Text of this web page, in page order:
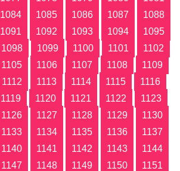
1084 1085 1086 1087
1088
1091 1092 1093 1094
1095
1098 1099 1100 1101
1102
1105 1106 1107 1108
1109
1112 1113 1114 1115
1116
1119 1120 1121 1122
1123
1126 1127 1128 1129
1130
1133 1134 1135 1136
1137
1140 1141 1142 1143
1144
1147 1148 1149 1150
1151